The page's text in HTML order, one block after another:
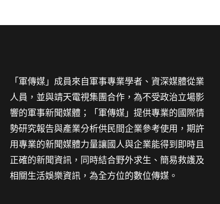
「軍傳媒」成員來自軍事專業學者、資深媒體從業
人員，並與靖天電視集團合作，為不受政治立場影
響的軍事新聞媒體；「軍傳媒」提供專業的國際情
勢研究報告與產業分析供民間企業參考使用，期許
用專業的新聞媒體力量讓國人與企業能得到即時且
正確的新聞資訊，同時結合野外求生、簡易救護及
相關生活娛樂資訊，為全方位的數位傳媒。